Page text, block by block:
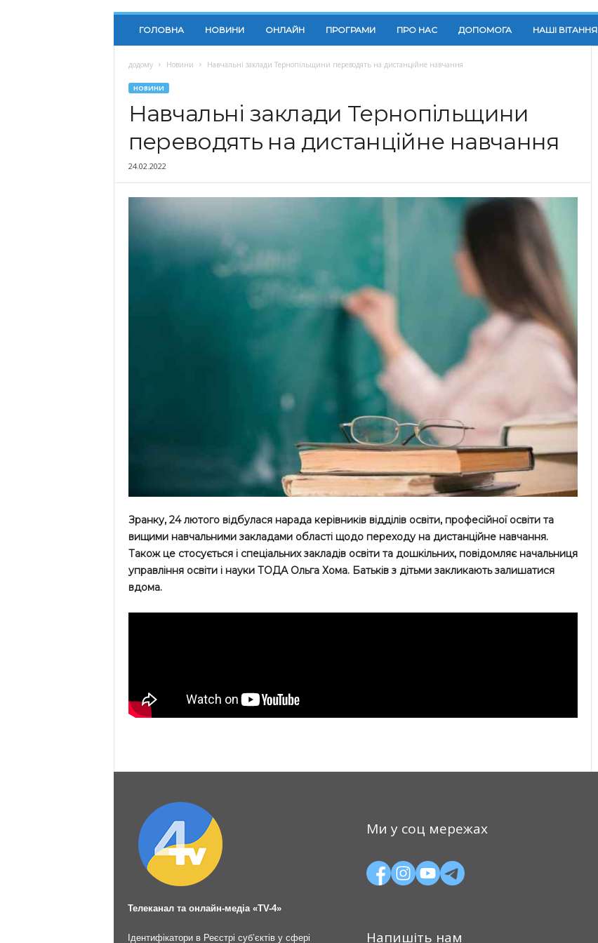
ГОЛОВНА НОВИНИ ОНЛАЙН ПРОГРАМИ ПРО НАС ДОПОМОГА НАШІ ВІТАННЯ
додому Новини Навчальні заклади Тернопільщини переводять на дистанційне навчання
НОВИНИ
Навчальні заклади Тернопільщини
переводять на дистанційне навчання
24.02.2022
Зранку, 24 лютого відбулася нарада керівників відділів освіти, професійної освіти та
вищими навчальними закладами області щодо переходу на дистанційне навчання.
Також це стосується і спеціальних закладів освіти та дошкільних, повідомляє начальниця
управління освіти і науки ТОДА Ольга Хома. Батьків з дітьми закликають залишатися
вдома.
Телеканал та онлайн-медіа «TV-4»
Ідентифікатори в Реєстрі суб’єктів у сфері
Ми у соц мережах
Напишіть нам